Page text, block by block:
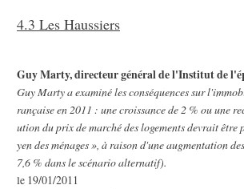
4.3 Les Haussiers
Guy Marty, directeur général de l'Institut de
Guy Marty a examiné les conséquences sur
rançaise en 2011 : une croissance de 2 % ou une
ution du prix de marché des logements devrait
yen des ménages », à raison d'une augmentation
7,6 % dans le scénario alternatif).
le 19/01/2011